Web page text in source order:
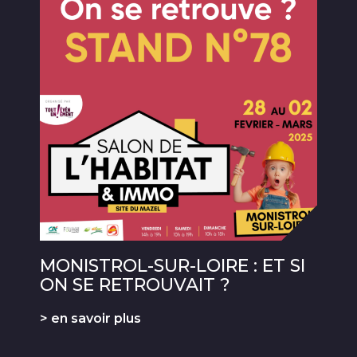
MONISTROL-SUR-LOIRE : ET SI
ON SE RETROUVAIT ?
> en savoir plus